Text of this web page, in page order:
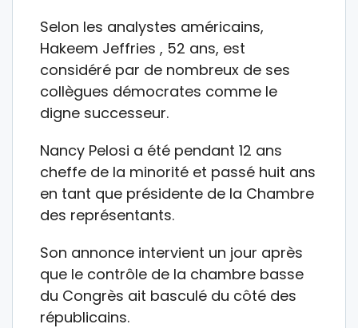
Selon les analystes américains,
Hakeem Jeffries , 52 ans, est
considéré par de nombreux de ses
collègues démocrates comme le
digne successeur.
Nancy Pelosi a été pendant 12 ans
cheffe de la minorité et passé huit ans
en tant que présidente de la Chambre
des représentants.
Son annonce intervient un jour après
que le contrôle de la chambre basse
du Congrès ait basculé du côté des
républicains.